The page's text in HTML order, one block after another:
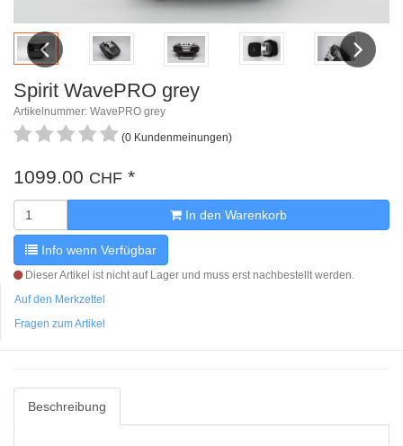
Spirit WavePRO grey
Artikelnummer: WavePRO grey
(0 Kundenmeinungen)
1099.00 CHF *
In den Warenkorb
Info wenn Verfügbar
Dieser Artikel ist nicht auf Lager und muss erst nachbestellt werden.
Auf den Merkzettel
Fragen zum Artikel
Beschreibung